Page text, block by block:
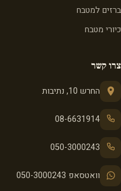
ברזים למטבח
כיורי מטבח
צרו קשר
החרש 10, נתיבות
08-6631914
050-3000243
וואטסאפ 050-3000243